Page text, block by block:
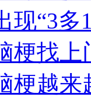
梗越来